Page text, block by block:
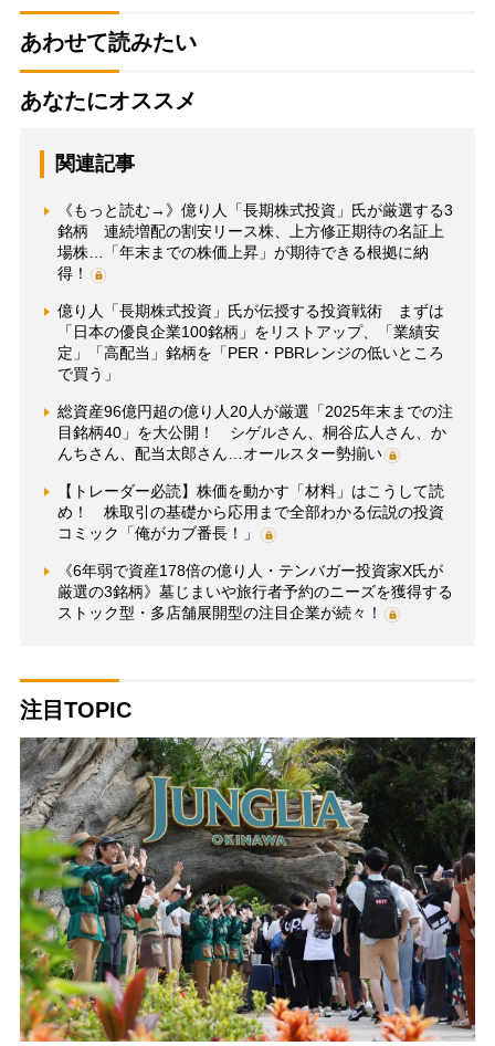
あわせて読みたい
あなたにオススメ
関連記事
《もっと読む→》億り人「長期株式投資」氏が厳選する3
銘柄 連続増配の割安リース株、上方修正期待の名証上
場株…「年末までの株価上昇」が期待できる根拠に納
得！
億り人「長期株式投資」氏が伝授する投資戦術 まずは
「日本の優良企業100銘柄」をリストアップ、「業績安
定」「高配当」銘柄を「PER・PBRレンジの低いところ
で買う」
総資産96億円超の億り人20人が厳選「2025年末までの注
目銘柄40」を大公開！ シゲルさん、桐谷広人さん、か
んちさん、配当太郎さん…オールスター勢揃い
【トレーダー必読】株価を動かす「材料」はこうして読
め！ 株取引の基礎から応用まで全部わかる伝説の投資
コミック「俺がカブ番長！」
《6年弱で資産178倍の億り人・テンバガー投資家X氏が
厳選の3銘柄》墓じまいや旅行者予約のニーズを獲得する
ストック型・多店舗展開型の注目企業が続々！
注目TOPIC